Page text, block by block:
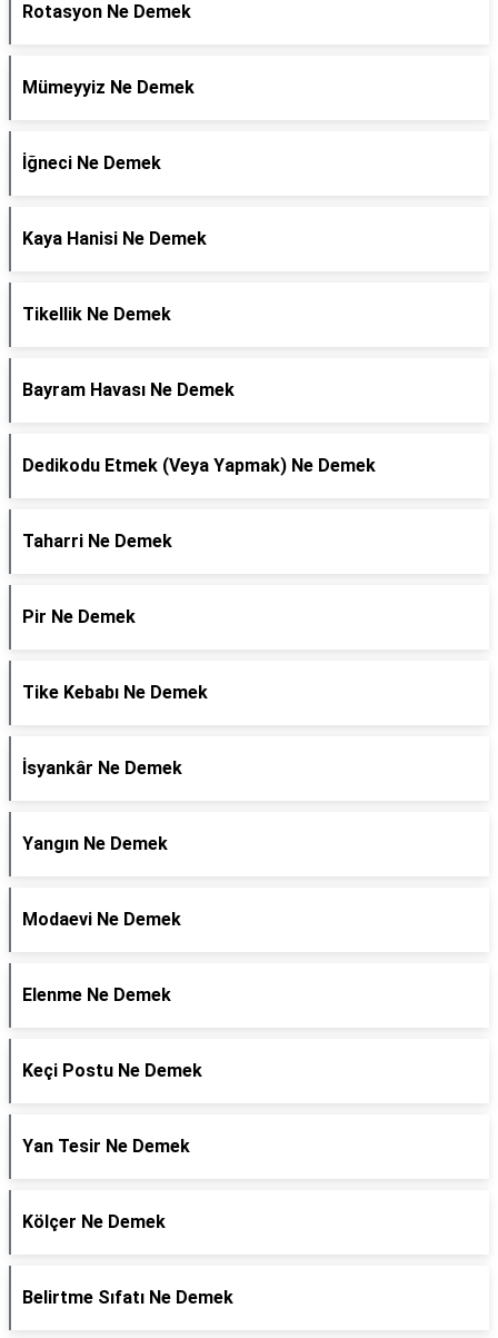
Rotasyon Ne Demek
Mümeyyiz Ne Demek
İğneci Ne Demek
Kaya Hanisi Ne Demek
Tikellik Ne Demek
Bayram Havası Ne Demek
Dedikodu Etmek (Veya Yapmak) Ne Demek
Taharri Ne Demek
Pir Ne Demek
Tike Kebabı Ne Demek
İsyankâr Ne Demek
Yangın Ne Demek
Modaevi Ne Demek
Elenme Ne Demek
Keçi Postu Ne Demek
Yan Tesir Ne Demek
Kölçer Ne Demek
Belirtme Sıfatı Ne Demek